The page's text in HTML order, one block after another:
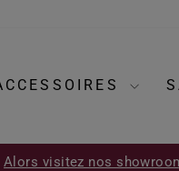
Alors visitez nos